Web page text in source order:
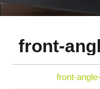
front-
front-